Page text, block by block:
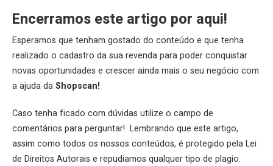
Encerramos este artigo por aqui!
Esperamos que tenham gostado do conteúdo e que tenha
realizado o cadastro da sua revenda para poder conquistar
novas oportunidades e crescer ainda mais o seu negócio com
a ajuda daShopscan!
Caso tenha ficado com dúvidas utilize o campo de
comentários para perguntar! Lembrando que este artigo,
assim como todos os nossos conteúdos, é protegido pela Lei
de Direitos Autorais e repudiamos qualquer tipo de plagio.